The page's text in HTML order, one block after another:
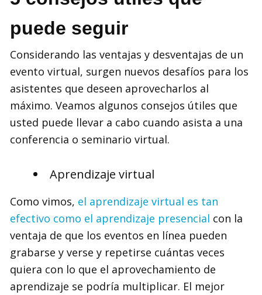
puede seguir
Considerando las ventajas y desventajas de un
evento virtual, surgen nuevos desafíos para los
asistentes que deseen aprovecharlos al
máximo. Veamos algunos consejos útiles que
usted puede llevar a cabo cuando asista a una
conferencia o seminario virtual.
Aprendizaje virtual
Como vimos, el aprendizaje virtual es tan
efectivo como el aprendizaje presencial con la
ventaja de que los eventos en línea pueden
grabarse y verse y repetirse cuántas veces
quiera con lo que el aprovechamiento de
aprendizaje se podría multiplicar. El mejor